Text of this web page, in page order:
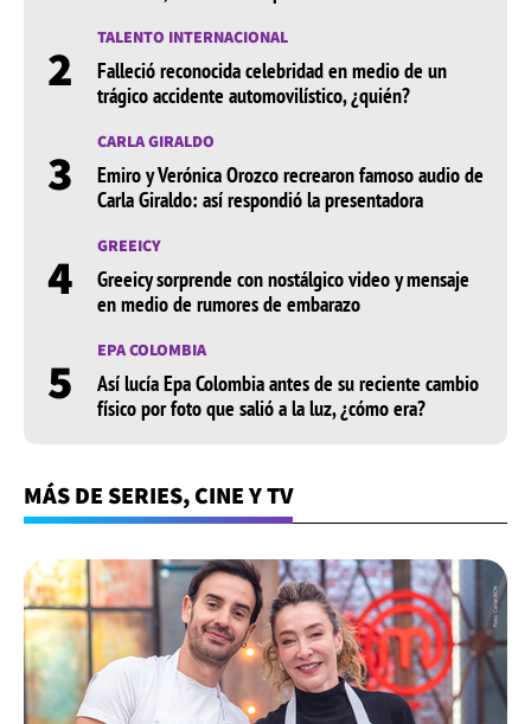
2 TALENTO INTERNACIONAL
Falleció reconocida celebridad en medio de un
trágico accidente automovilístico, ¿quién?
3 CARLA GIRALDO
Emiro y Verónica Orozco recrearon famoso audio de
Carla Giraldo: así respondió la presentadora
4 GREEICY
Greeicy sorprende con nostálgico video y mensaje
en medio de rumores de embarazo
5 EPA COLOMBIA
Así lucía Epa Colombia antes de su reciente cambio
físico por foto que salió a la luz, ¿cómo era?
MÁS DE SERIES, CINE Y TV